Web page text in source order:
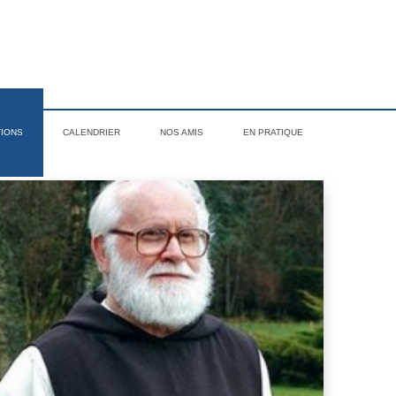
CALENDRIER NOS AMIS EN PRATIQUE